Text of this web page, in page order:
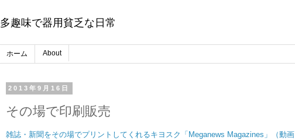
多趣味で器用貧乏な日常
ホーム About
2013年9月16日
その場で印刷販売
雑誌・新聞をその場でプリントしてくれるキヨスク「Meganews Magazines」（動画